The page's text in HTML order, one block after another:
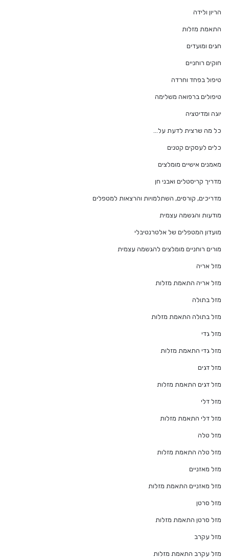
הריון ולידה
התאמת מזלות
חגים ומועדים
חוקים רוחניים
טיפול בפחד וחרדה
טיפולים ברפואה משלימה
יוגה ומדיטציה
כל מה שרצית לדעת על…
כלים לעסקים קטנים
מאמנים אישיים מומלצים
מדריך קריסטלים ואבני חן
מדריכים, קורסים, השתלמויות והרצאות למטפלים
מודעות והגשמה עצמית
מועדון המטפלים של אלטרנטיבלי
מורים רוחניים מומלצים להגשמה עצמית
מזל אריה
מזל אריה התאמת מזלות
מזל בתולה
מזל בתולה התאמת מזלות
מזל גדי
מזל גדי התאמת מזלות
מזל דגים
מזל דגים התאמת מזלות
מזל דלי
מזל דלי התאמת מזלות
מזל טלה
מזל טלה התאמת מזלות
מזל מאזניים
מזל מאזניים התאמת מזלות
מזל סרטן
מזל סרטן התאמת מזלות
מזל עקרב
מזל עקרב התאמת מזלות